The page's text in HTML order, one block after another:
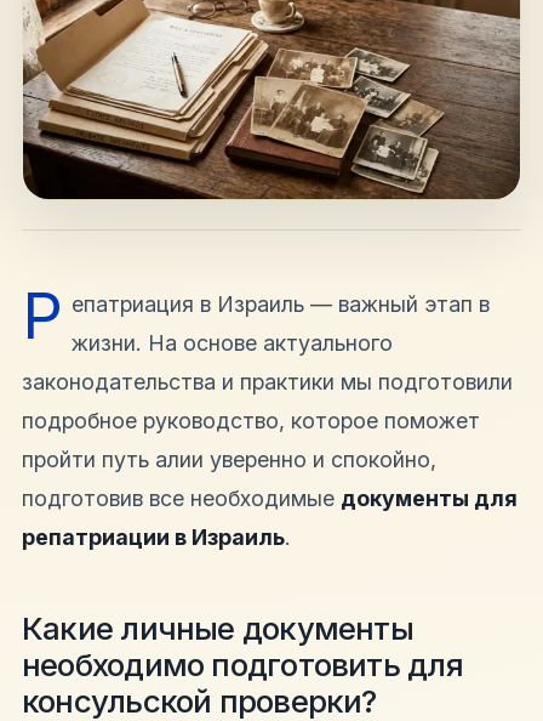
Telegram
hello@shalomisrael.ru
Р епатриация в Израиль — важный этап в
жизни. На основе актуального
законодательства и практики мы подготовили
подробное руководство, которое поможет
пройти путь алии уверенно и спокойно,
подготовив все необходимые документы для
репатриации в Израиль.
Какие личные документы
необходимо подготовить для
консульской проверки?